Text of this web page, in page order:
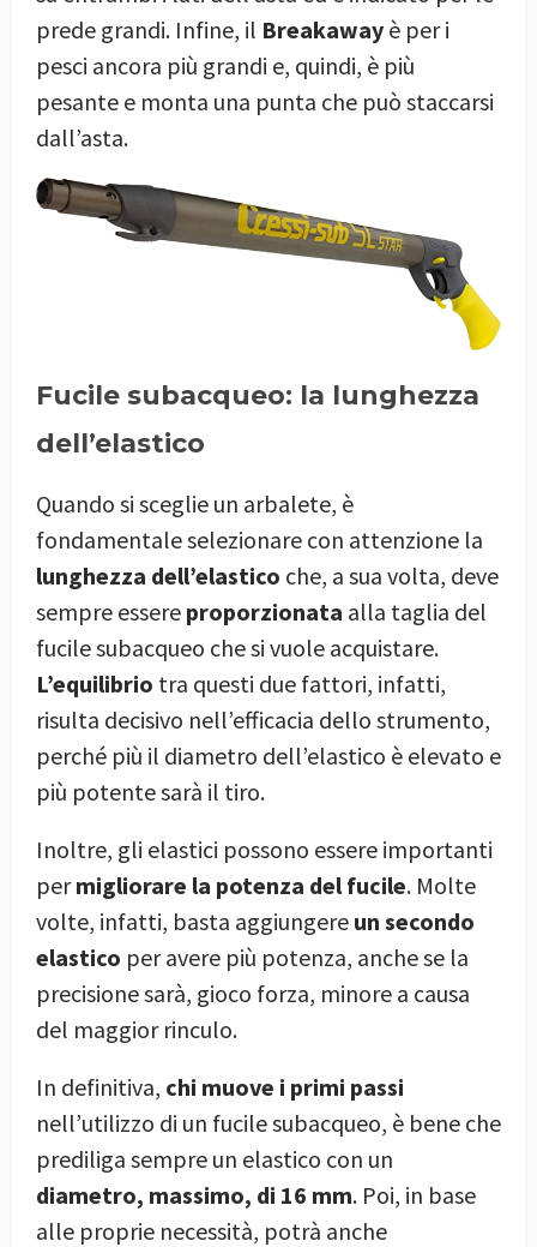
prede grandi. Infine, il Breakaway è per i
pesci ancora più grandi e, quindi, è più
pesante e monta una punta che può staccarsi
dall’asta.
Fucile subacqueo: la lunghezza
dell’elastico
Quando si sceglie un arbalete, è
fondamentale selezionare con attenzione la
lunghezza dell’elastico che, a sua volta, deve
sempre essere proporzionata alla taglia del
fucile subacqueo che si vuole acquistare.
L’equilibrio tra questi due fattori, infatti,
risulta decisivo nell’efficacia dello strumento,
perché più il diametro dell’elastico è elevato e
più potente sarà il tiro.
Inoltre, gli elastici possono essere importanti
permigliorare la potenza del fucile. Molte
volte, infatti, basta aggiungere un secondo
elastico per avere più potenza, anche se la
precisione sarà, gioco forza, minore a causa
del maggior rinculo.
In definitiva, chi muove i primi passi
nell’utilizzo di un fucile subacqueo, è bene che
prediliga sempre un elastico con un
diametro, massimo, di 16 mm. Poi, in base
alle proprie necessità, potrà anche